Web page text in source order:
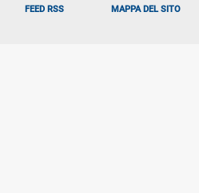
FEED RSS MAPPA DEL SITO